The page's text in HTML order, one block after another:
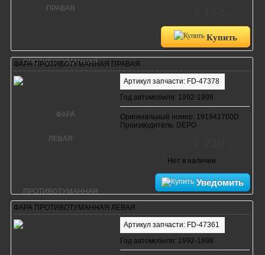
Купить
ФАРА ПРОТИВОТУМАННАЯ ПРАВАЯ
Артикул запчасти: FD-47378
Год автомобиля: 1992-1998
Оригинальный номер: 191941700D
Производитель: DEPO
Нет в наличии
Уведомить
ФАРА ПРОТИВОТУМАННАЯ ЛЕВАЯ
Артикул запчасти: FD-47361
Год автомобиля: 1992-1998